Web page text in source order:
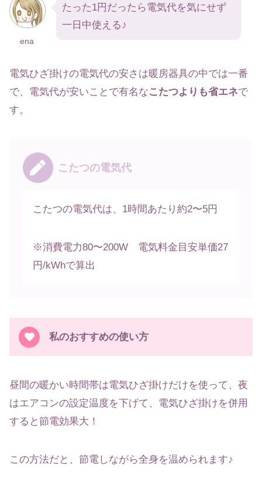
ena
たった1円だったら電気代を気にせず
一日中使える♪
電気ひざ掛けの電気代の安さは暖房器具の中では一番
で、電気代が安いことで有名なこたつよりも省エネで
す。
こたつの電気代
こたつの電気代は、1時間あたり約2〜5円
※消費電力80〜200W 電気料金目安単価27
円/kWhで算出
私のおすすめの使い方
昼間の暖かい時間帯は電気ひざ掛けだけを使って、夜
はエアコンの設定温度を下げて、電気ひざ掛けを併用
すると節電効果大！
この方法だと、節電しながら全身を温められます♪